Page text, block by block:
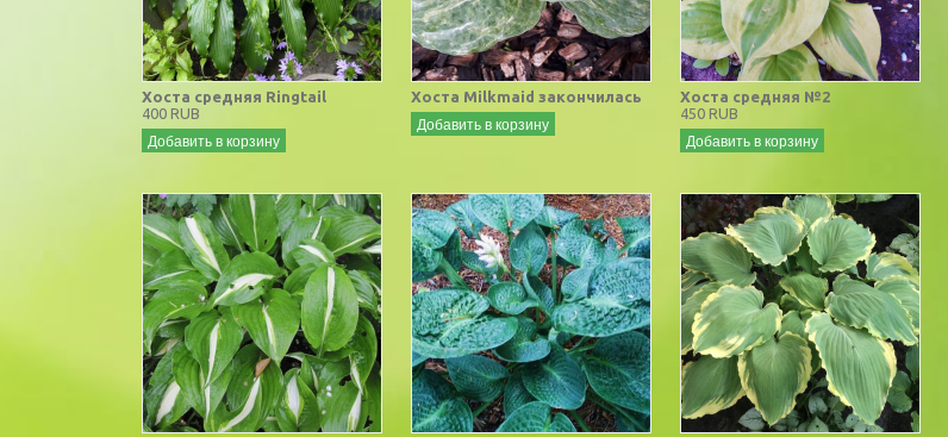
Хоста средняя Ringtail
400 RUB
Добавить в корзину
Хоста Milkmaid закончилась
Добавить в корзину
Хоста средняя №2
450 RUB
Добавить в корзину